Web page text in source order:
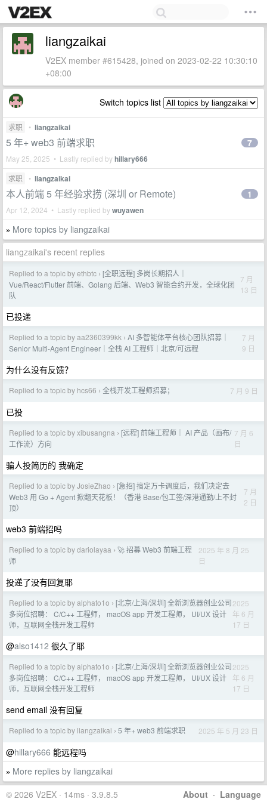
liangzaikai
V2EX member #615428, joined on 2023-02-22 10:30:10
+08:00
Switch topics list
求职 • liangzaikai
5 年+ web3 前端求职
May 25, 2025 • Lastly replied byhillary666
7
求职 • liangzaikai
本人前端 5 年经验求捞 (深圳 or Remote)
Apr 12, 2024 • Lastly replied bywuyawen
1
» More topics by liangzaikai
liangzaikai's recent replies
Replied to a topic by ethbtc › [全职远程] 多岗长期招人｜
Vue/React/Flutter 前端、Golang 后端、Web3 智能合约开发，全球化团
队
7 月
13 日
已投递
Replied to a topic by aa2360399kk › AI 多智能体平台核心团队招募｜
Senior Multi-Agent Engineer｜全栈 AI 工程师｜北京/可远程
7 月
9 日
为什么没有反馈？
Replied to a topic by hcs66 › 全栈开发工程师招募； 7 月 9 日
已投
Replied to a topic by xibusangna › [远程] 前端工程师｜ AI 产品（画布/
工作流）方向
7 月 6
日
骗人投简历的 我确定
Replied to a topic by JosieZhao › [急招] 搞定万卡调度后，我们决定去
Web3 用 Go + Agent 掀翻天花板！（香港 Base/包工签/深港通勤/上不封
顶）
7 月
2 日
web3 前端招吗
Replied to a topic by dariolayaa › 🚀 招募 Web3 前端工程
师
2025 年 8 月 25
日
投递了没有回复耶
Replied to a topic by alphato1o › [北京/上海/深圳] 全新浏览器创业公司
多岗位招聘： C/C++ 工程师， macOS app 开发工程师， UI/UX 设计
师，互联网全栈开发工程师
2025
年 6 月
17 日
@also1412 很久了耶
Replied to a topic by alphato1o › [北京/上海/深圳] 全新浏览器创业公司
多岗位招聘： C/C++ 工程师， macOS app 开发工程师， UI/UX 设计
师，互联网全栈开发工程师
2025
年 6 月
17 日
send email 没有回复
Replied to a topic by liangzaikai › 5 年+ web3 前端求职 2025 年 5 月 23 日
@hillary666 能远程吗
» More replies by liangzaikai
About · Language
© 2026 V2EX · 14ms · 3.9.8.5